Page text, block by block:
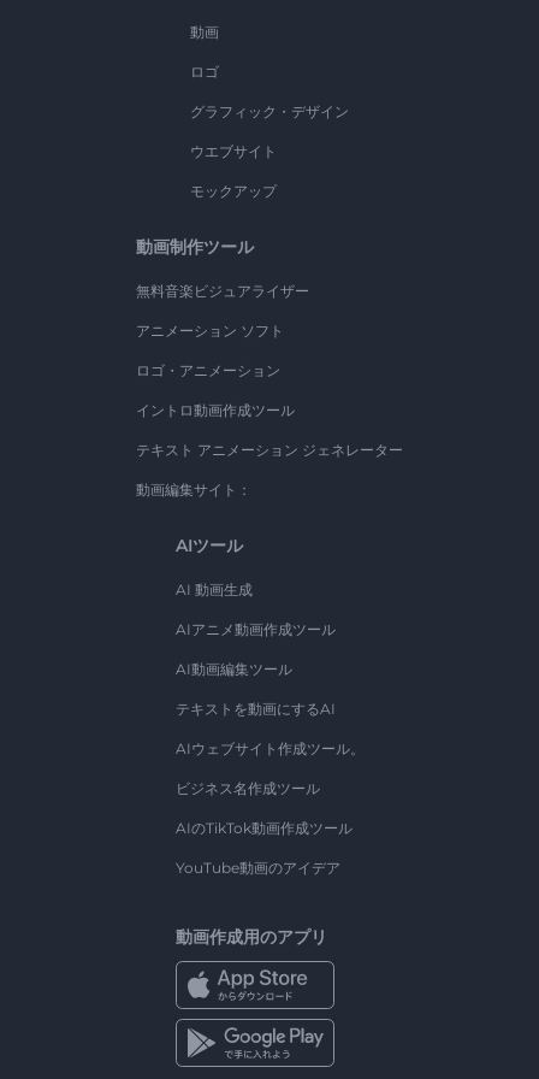
動画
ロゴ
グラフィック・デザイン
ウエブサイト
モックアップ
動画制作ツール
無料音楽ビジュアライザー
アニメーション ソフト
ロゴ・アニメーション
イントロ動画作成ツール
テキスト アニメーション ジェネレーター
動画編集サイト：
AIツール
AI 動画生成
AIアニメ動画作成ツール
AI動画編集ツール
テキストを動画にするAI
AIウェブサイト作成ツール。
ビジネス名作成ツール
AIのTikTok動画作成ツール
YouTube動画のアイデア
動画作成用のアプリ